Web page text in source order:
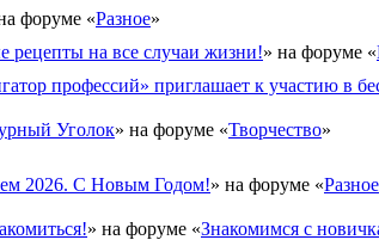
форуме «Разное»
рецепты на все случаи жизни!» на форуме «
профессий» приглашает к участию в
Уголок» на форуме «Творчество»
2026. С Новым Годом!» на форуме «Разное
» на форуме «Знакомимся с